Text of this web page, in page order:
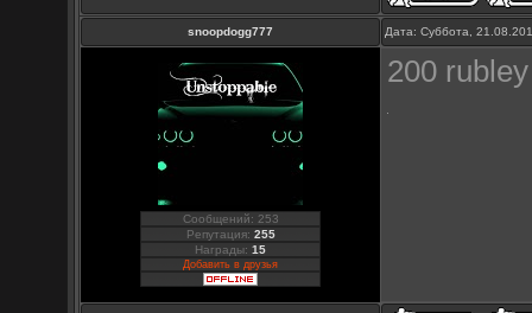
snoopdogg777 Дата: Суббота,
Сообщений: 253
Репутация: 255
Награды:15
Добавить в друзья
200